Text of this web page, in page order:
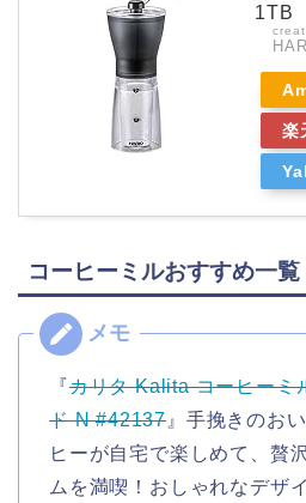
1TB
楽
コーヒーミルおすすめ一
『カリタ Kalita コーヒーミ
ド N #42137 』手挽きのお
ヒーが自宅で楽しめて、贅
ムを満喫！おしゃれなデザ